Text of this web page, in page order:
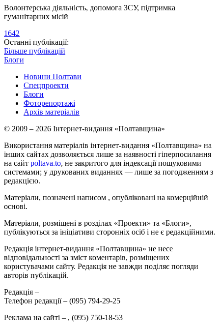
Волонтерська діяльність, допомога ЗСУ, підтримка
гуманітарних місій
1642
Останні публікації:
Більше публікацій
Блоги
Новини Полтави
Спецпроекти
Блоги
Фоторепортажі
Архів матеріалів
© 2009 – 2026 Інтернет-видання «Полтавщина»
Використання матеріалів інтернет-видання «Полтавщина» на
інших сайтах дозволяється лише за наявності гіперпосилання
на сайт poltava.to, не закритого для індексації пошуковими
системами; у друкованих виданнях — лише за погодженням з
редакцією.
Матеріали, позначені написом , опубліковані на комерційній
основі.
Матеріали, розміщені в розділах «Проекти» та «Блоги»,
публікуються за ініціативи сторонніх осіб і не є редакційними.
Редакція інтернет-видання «Полтавщина» не несе
відповідальності за зміст коментарів, розміщених
користувачами сайту. Редакція не завжди поділяє погляди
авторів публікацій.
Редакція –
Телефон редакції – (095) 794-29-25
Реклама на сайті – , (095) 750-18-53